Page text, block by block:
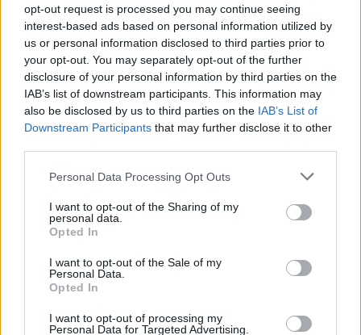
opt-out request is processed you may continue seeing
interest-based ads based on personal information utilized by
us or personal information disclosed to third parties prior to
your opt-out. You may separately opt-out of the further
disclosure of your personal information by third parties on the
IAB’s list of downstream participants. This information may
also be disclosed by us to third parties on the IAB’s List of
Downstream Participants that may further disclose it to other
Please note that this website/app uses one or more Google
not limited to your visit or usage behaviour. You may click to
grant or deny consent to Google and its third-party tags to
use your data for below specified purposes in below Google
consent section.
Personal Data Processing Opt Outs
I want to opt-out of the Sharing of my
personal data.
Opted In
I want to opt-out of the Sale of my
Personal Data.
Opted In
I want to opt-out of processing my
Personal Data for Targeted Advertising.
Pécs Rally 2024, 7. forduló eredményei
Budapest Rally 2024, 6. forduló
Újabb ERC dobogó, újabb pontok